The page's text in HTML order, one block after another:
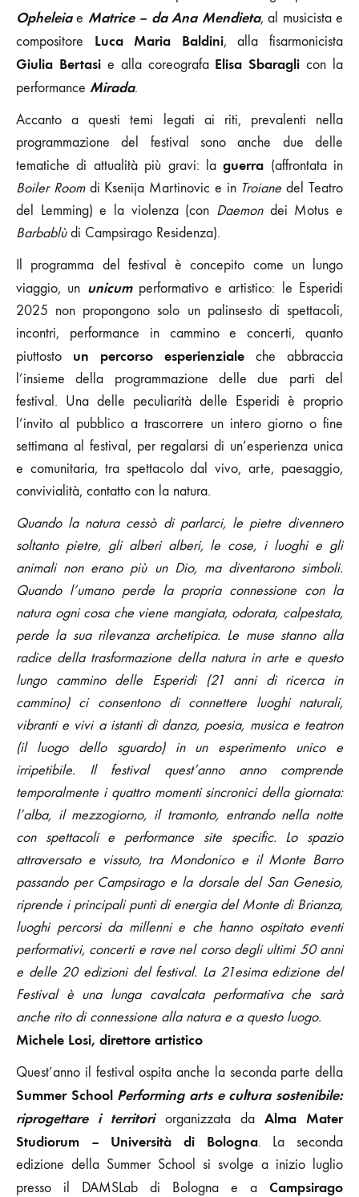
Opheleiae Matrice – da Ana Mendieta, al musicista e
compositore Luca Maria Baldini, alla fisarmonicista
Giulia Bertasie alla coreografa Elisa Sbaragli con la
performance Mirada.
Accanto a questi temi legati ai riti, prevalenti nella
programmazione del festival sono anche due delle
tematiche di attualità più gravi: laguerra (affrontata in
Boiler Roomdi Ksenija Martinovic e in Troiane del Teatro
del Lemming) e la violenza (con Daemon dei Motus e
Barbablùdi Campsirago Residenza).
Il programma del festival è concepito come un lungo
viaggio, un unicumperformativo e artistico: le Esperidi
2025 non propongono solo un palinsesto di spettacoli,
incontri, performance in cammino e concerti, quanto
piuttosto un percorso esperienziale che abbraccia
l’insieme della programmazione delle due parti del
festival. Una delle peculiarità delle Esperidi è proprio
l’invito al pubblico a trascorrere un intero giorno o fine
settimana al festival, per regalarsi di un’esperienza unica
e comunitaria, tra spettacolo dal vivo, arte, paesaggio,
convivialità, contatto con la natura.
Quando la natura cessò di parlarci, le pietre divennero
soltanto pietre, gli alberi alberi, le cose, i luoghi e gli
animali non erano più un Dio, ma diventarono simboli.
Quando l’umano perde la propria connessione con la
natura ogni cosa che viene mangiata, odorata, calpestata,
perde la sua rilevanza archetipica. Le muse stanno alla
radice della trasformazione della natura in arte e questo
lungo cammino delle Esperidi (21 anni di ricerca in
cammino) ci consentono di connettere luoghi naturali,
vibranti e vivi a istanti di danza, poesia, musica e teatron
(il luogo dello sguardo) in un esperimento unico e
irripetibile. Il festival quest’anno anno comprende
temporalmente i quattro momenti sincronici della giornata:
l’alba, il mezzogiorno, il tramonto, entrando nella notte
con spettacoli e performance site specific. Lo spazio
attraversato e vissuto, tra Mondonico e il Monte Barro
passando per Campsirago e la dorsale del San Genesio,
riprende i principali punti di energia del Monte di Brianza,
luoghi percorsi da millenni e che hanno ospitato eventi
performativi, concerti e rave nel corso degli ultimi 50 anni
e delle 20 edizioni del festival. La 21esima edizione del
Festival è una lunga cavalcata performativa che sarà
anche rito di connessione alla natura e a questo luogo.
Michele Losi, direttore artistico
Quest’anno il festival ospita anche la seconda parte della
Summer SchoolPerforming arts e cultura sostenibile:
riprogettare i territoriorganizzata da Alma Mater
Studiorum – Università di Bologna. La seconda
edizione della Summer School si svolge a inizio luglio
presso il DAMSLab di Bologna e a Campsirago